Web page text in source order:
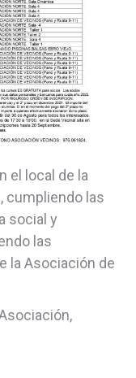
el local de la
cumpliendo las
social y
las
la Asociación de